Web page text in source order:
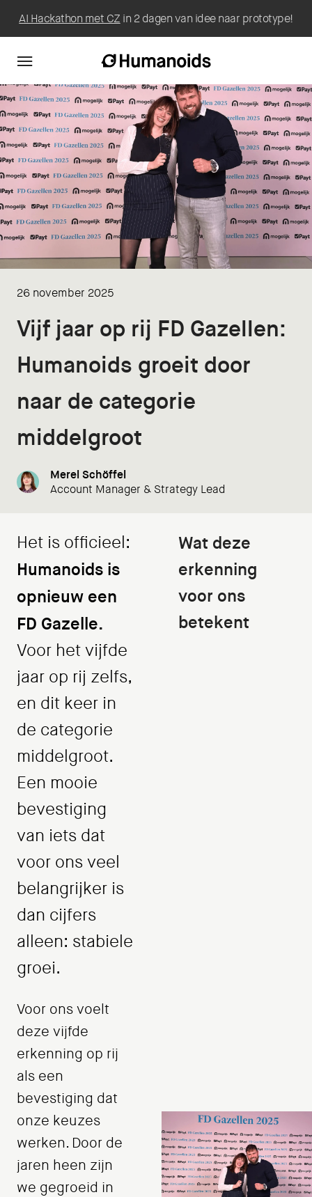
AI Hackathon met CZ in 2 dagen van idee naar prototype!
26 november 2025
Vijf jaar op rij FD Gazellen:
Humanoids groeit door
naar de categorie
middelgroot
Merel Schöffel
Account Manager & Strategy Lead
Het is officieel:
Humanoids is
opnieuw een
FD Gazelle.
Voor het vijfde
jaar op rij zelfs,
en dit keer in
de categorie
middelgroot.
Een mooie
bevestiging
van iets dat
voor ons veel
belangrijker is
dan cijfers
alleen: stabiele
groei.
Wat deze
erkenning
voor ons
betekent
Voor ons voelt
deze vijfde
erkenning op rij
als een
bevestiging dat
onze keuzes
werken. Door de
jaren heen zijn
we gegroeid in